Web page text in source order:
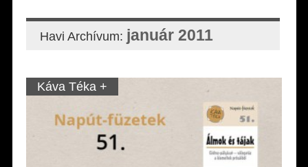
Havi Archívum: január 2011
Káva Téka +